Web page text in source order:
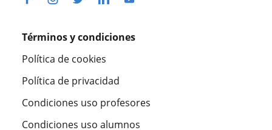
Términos y condiciones
Política de cookies
Política de privacidad
Condiciones uso profesores
Condiciones uso alumnos